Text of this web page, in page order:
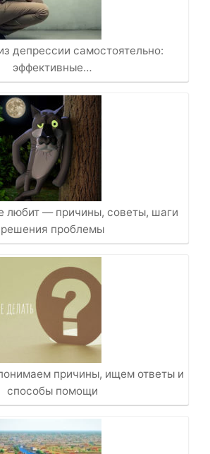
депрессии самостоятельно:
эффективные…
любит — причины, советы, шаги
решения проблемы
причины, ищем ответы и
способы помощи